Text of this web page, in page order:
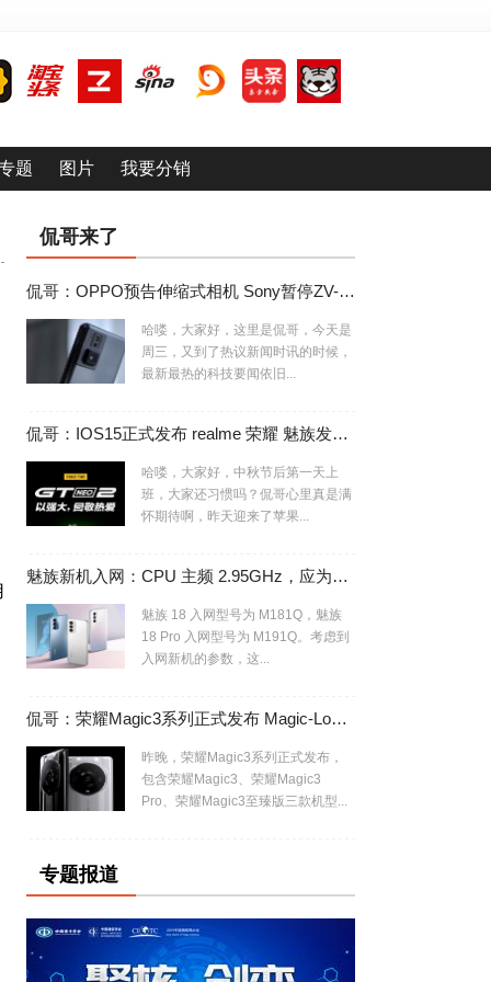
题 图片 我要分销
侃哥来了
侃哥：OPPO预告伸缩式相机 Sony暂停ZV-E10相机生产
哈喽，大家好，这里是侃哥，今天是
周三，又到了热议新闻时讯的时候，
最新最热的科技要闻依旧...
侃哥：IOS15正式发布 realme 荣耀 魅族发布会撞车
哈喽，大家好，中秋节后第一天上
班，大家还习惯吗？侃哥心里真是满
怀期待啊，昨天迎来了苹果...
魅族新机入网：CPU 主频 2.95GHz，应为魅族 18/Pro 换芯版
魅族 18 入网型号为 M181Q，魅族
18 Pro 入网型号为 M191Q。考虑到
入网新机的参数，这...
侃哥：荣耀Magic3系列正式发布 Magic-Log有专业内味了
昨晚，荣耀Magic3系列正式发布，
包含荣耀Magic3、荣耀Magic3
Pro、荣耀Magic3至臻版三款机型...
专题报道